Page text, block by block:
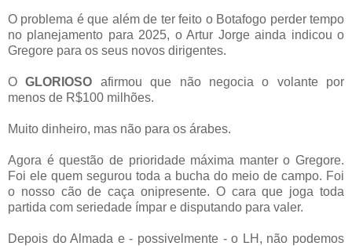
O problema é que além de ter feito o Botafogo perder tempo
no planejamento para 2025, o Artur Jorge ainda indicou o
Gregore para os seus novos dirigentes.
OGLORIOSO afirmou que não negocia o volante por
menos de R$100 milhões.
Muito dinheiro, mas não para os árabes.
Agora é questão de prioridade máxima manter o Gregore.
Foi ele quem segurou toda a bucha do meio de campo. Foi
o nosso cão de caça onipresente. O cara que joga toda
partida com seriedade ímpar e disputando para valer.
Depois do Almada e - possivelmente - o LH, não podemos